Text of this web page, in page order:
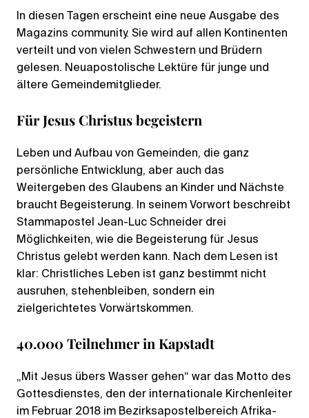
In diesen Tagen erscheint eine neue Ausgabe des
Magazins community. Sie wird auf allen Kontinenten
verteilt und von vielen Schwestern und Brüdern
gelesen. Neuapostolische Lektüre für junge und
ältere Gemeindemitglieder.
Für Jesus Christus begeistern
Leben und Aufbau von Gemeinden, die ganz
persönliche Entwicklung, aber auch das
Weitergeben des Glaubens an Kinder und Nächste
braucht Begeisterung. In seinem Vorwort beschreibt
Stammapostel Jean-Luc Schneider drei
Möglichkeiten, wie die Begeisterung für Jesus
Christus gelebt werden kann. Nach dem Lesen ist
klar: Christliches Leben ist ganz bestimmt nicht
ausruhen, stehenbleiben, sondern ein
zielgerichtetes Vorwärtskommen.
40.000 Teilnehmer in Kapstadt
„Mit Jesus übers Wasser gehen“ war das Motto des
Gottesdienstes, den der internationale Kirchenleiter
im Februar 2018 im Bezirksapostelbereich Afrika-